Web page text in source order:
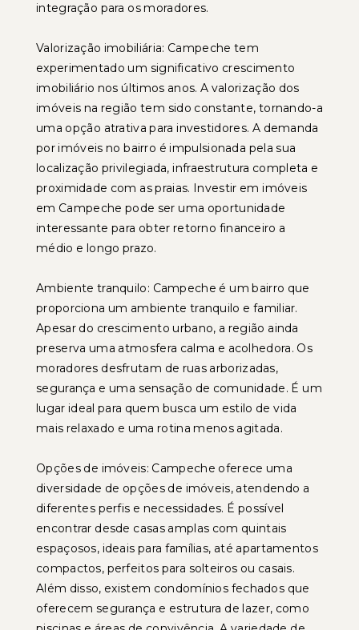
integração para os moradores.
Valorização imobiliária: Campeche tem
experimentado um significativo crescimento
imobiliário nos últimos anos. A valorização dos
imóveis na região tem sido constante, tornando-a
uma opção atrativa para investidores. A demanda
por imóveis no bairro é impulsionada pela sua
localização privilegiada, infraestrutura completa e
proximidade com as praias. Investir em imóveis
em Campeche pode ser uma oportunidade
interessante para obter retorno financeiro a
médio e longo prazo.
Ambiente tranquilo: Campeche é um bairro que
proporciona um ambiente tranquilo e familiar.
Apesar do crescimento urbano, a região ainda
preserva uma atmosfera calma e acolhedora. Os
moradores desfrutam de ruas arborizadas,
segurança e uma sensação de comunidade. É um
lugar ideal para quem busca um estilo de vida
mais relaxado e uma rotina menos agitada.
Opções de imóveis: Campeche oferece uma
diversidade de opções de imóveis, atendendo a
diferentes perfis e necessidades. É possível
encontrar desde casas amplas com quintais
espaçosos, ideais para famílias, até apartamentos
compactos, perfeitos para solteiros ou casais.
Além disso, existem condomínios fechados que
oferecem segurança e estrutura de lazer, como